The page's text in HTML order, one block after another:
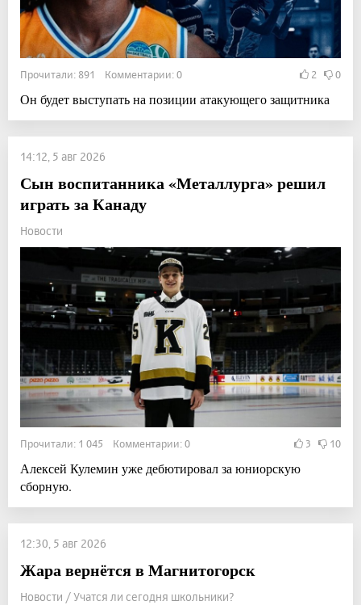
Прочитали: 891 Комментарии: 0 2 0
Он будет выступать на позиции атакующего защитника
14:12, 5 авг 2026
Сын воспитанника «Металлурга» решил
играть за Канаду
Новости
Прочитали: 1 045 Комментарии: 0 3 10
Алексей Кулемин уже дебютировал за юниорскую
сборную.
12:30, 5 авг 2026
Жара вернётся в Магнитогорск
Новости / Учатся ли сегодня школьники?